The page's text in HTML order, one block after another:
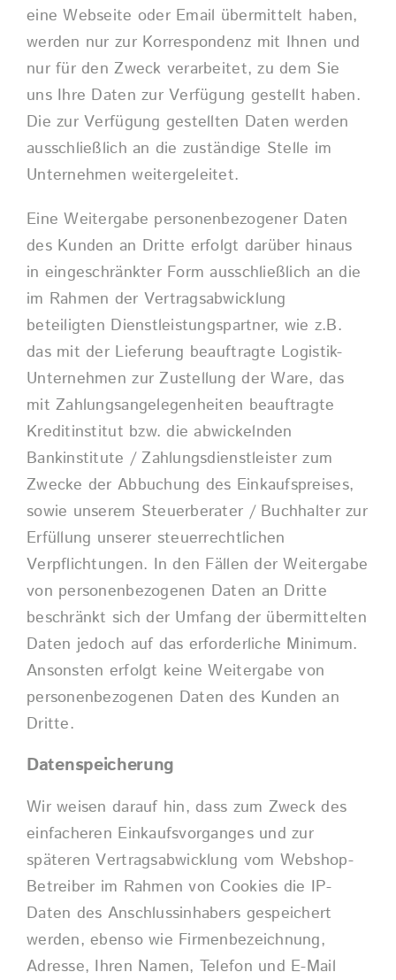
eine Webseite oder Email übermittelt haben,
werden nur zur Korrespondenz mit Ihnen und
nur für den Zweck verarbeitet, zu dem Sie
uns Ihre Daten zur Verfügung gestellt haben.
Die zur Verfügung gestellten Daten werden
ausschließlich an die zuständige Stelle im
Unternehmen weitergeleitet.
Eine Weitergabe personenbezogener Daten
des Kunden an Dritte erfolgt darüber hinaus
in eingeschränkter Form ausschließlich an die
im Rahmen der Vertragsabwicklung
beteiligten Dienstleistungspartner, wie z.B.
das mit der Lieferung beauftragte Logistik-
Unternehmen zur Zustellung der Ware, das
mit Zahlungsangelegenheiten beauftragte
Kreditinstitut bzw. die abwickelnden
Bankinstitute / Zahlungsdienstleister zum
Zwecke der Abbuchung des Einkaufspreises,
sowie unserem Steuerberater / Buchhalter zur
Erfüllung unserer steuerrechtlichen
Verpflichtungen. In den Fällen der Weitergabe
von personenbezogenen Daten an Dritte
beschränkt sich der Umfang der übermittelten
Daten jedoch auf das erforderliche Minimum.
Ansonsten erfolgt keine Weitergabe von
personenbezogenen Daten des Kunden an
Dritte.
Datenspeicherung
Wir weisen darauf hin, dass zum Zweck des
einfacheren Einkaufsvorganges und zur
späteren Vertragsabwicklung vom Webshop-
Betreiber im Rahmen von Cookies die IP-
Daten des Anschlussinhabers gespeichert
werden, ebenso wie Firmenbezeichnung,
Adresse, Ihren Namen, Telefon und E-Mail